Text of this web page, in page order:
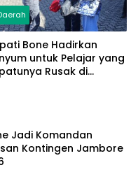
Bone Hadirkan
untuk Pelajar yang
Rusak di
Jadi Komandan
Kontingen Jambore